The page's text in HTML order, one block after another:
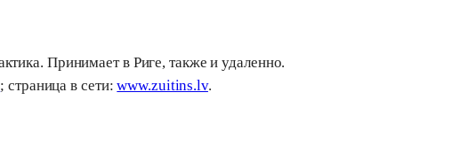
Принимает в Риге, также и удаленно.
; страница в сети:www.zuitins.lv.